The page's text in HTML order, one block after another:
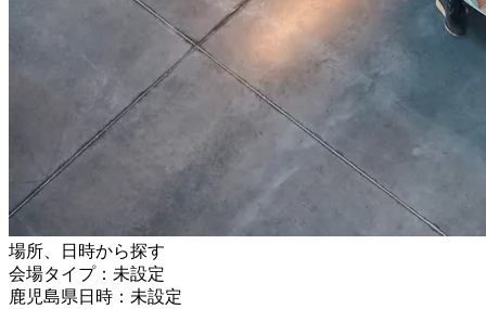
場所、日時から探す
会場タイプ：未設定
鹿児島県日時：未設定